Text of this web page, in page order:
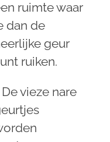
ruimte waar
dan de
geur
ruiken.
vieze nare